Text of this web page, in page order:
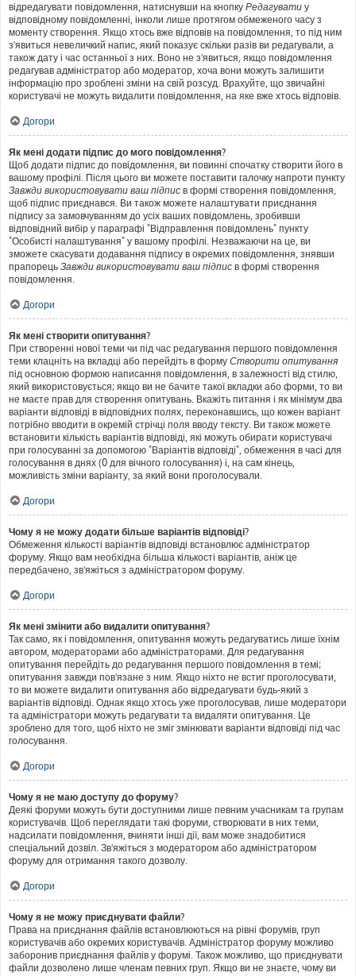
відредагувати повідомлення, натиснувши на кнопку Редагувати у
відповідному повідомленні, інколи лише протягом обмеженого часу з
моменту створення. Якщо хтось вже відповів на повідомлення, то під ним
з'явиться невеличкий напис, який показує скільки разів ви редагували, а
також дату і час останньої з них. Воно не з'явиться, якщо повідомлення
редагував адміністратор або модератор, хоча вони можуть залишити
інформацію про зроблені зміни на свій розсуд. Врахуйте, що звичайні
користувачі не можуть видалити повідомлення, на яке вже хтось відповів.
Догори
Як мені додати підпис до мого повідомлення?
Щоб додати підпис до повідомлення, ви повинні спочатку створити його в
вашому профілі. Після цього ви можете поставити галочку напроти пункту
Завжди використовувати ваш підпис в формі створення повідомлення,
щоб підпис приєднався. Ви також можете налаштувати приєднання
підпису за замовчуванням до усіх ваших повідомлень, зробивши
відповідний вибір у параграфі "Відправлення повідомлень" пункту
"Особисті налаштування" у вашому профілі. Незважаючи на це, ви
зможете скасувати додавання підпису в окремих повідомлення, знявши
прапорець Завжди використовувати ваш підпис в формі створення
повідомлення.
Догори
Як мені створити опитування?
При створенні нової теми чи під час редагування першого повідомлення
теми клацніть на вкладці або перейдіть в форму Створити опитування
під основною формою написання повідомлення, в залежності від стилю,
який використовується; якщо ви не бачите такої вкладки або форми, то ви
не маєте прав для створення опитувань. Вкажіть питання і як мінімум два
варіанти відповіді в відповідних полях, переконавшись, що кожен варіант
потрібно вводити в окремій стрічці поля вводу тексту. Ви також можете
встановити кількість варіантів відповіді, які можуть обирати користувачі
при голосуванні за допомогою "Варіантів відповіді", обмеження в часі для
голосування в днях (0 для вічного голосування) і, на сам кінець,
можливість зміни варіанту, за який вони проголосували.
Догори
Чому я не можу додати більше варіантів відповіді?
Обмеження кількості варіантів відповіді встановлює адміністратор
форуму. Якщо вам необхідна більша кількості варіантів, аніж це
передбачено, зв'яжіться з адміністратором форуму.
Догори
Як мені змінити або видалити опитування?
Так само, як і повідомлення, опитування можуть редагуватись лише їхнім
автором, модераторами або адміністраторами. Для редагування
опитування перейдіть до редагування першого повідомлення в темі;
опитування завжди пов'язане з ним. Якщо ніхто не встиг проголосувати,
то ви можете видалити опитування або відредагувати будь-який з
варіантів відповіді. Однак якщо хтось уже проголосував, лише модератори
та адміністратори можуть редагувати та видаляти опитування. Це
зроблено для того, щоб ніхто не зміг змінювати варіанти відповіді під час
голосування.
Догори
Чому я не маю доступу до форуму?
Деякі форуми можуть бути доступними лише певним учасникам та групам
користувачів. Щоб переглядати такі форуми, створювати в них теми,
надсилати повідомлення, вчиняти інші дії, вам може знадобитися
спеціальний дозвіл. Зв'яжіться з модератором або адміністратором
форуму для отримання такого дозволу.
Догори
Чому я не можу приєднувати файли?
Права на приєднання файлів встановлюються на рівні форумів, груп
користувачів або окремих користувачів. Адміністратор форуму можливо
заборонив приєднання файлів у форумі. Також можливо, що приєднувати
файли дозволено лише членам певних груп. Якщо ви не знаєте, чому ви